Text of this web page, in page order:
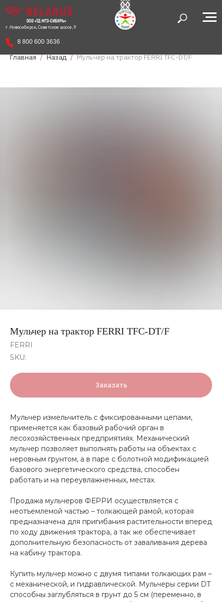
г. Новосибирск, Советское шоссе, 9
8 800 600 3636
Главная Назад Мульчер на трактор FERRI TFC-DT/F
Мульчер на трактор FERRI TFC-DT/F
FERRI
SKU:
Заказать
Мульчер измельчитель с фиксированными цепами,
применяется как базовый рабочий орган в
лесохозяйственных предприятиях. Механический
мульчер позволяет выполнять работы на объектах с
неровным грунтом, а в паре с болотной модификацией
базового энергетического средства, способен
работать и на переувлажненных, местах.
Продажа мульчеров ФЕРРИ осуществляется с
неотъемлемой частью – толкающей рамой, которая
предназначена для пригибания растительности вперед
по ходу движения трактора, а так же обеспечивает
дополнительную безопасность от заваливания дерева
на кабину трактора.
Купить мульчер можно с двумя типами толкающих рам –
с механической, и гидравлической. Мульчеры серии DT
способны заглубляться в грунт до 5 см (переменно, в